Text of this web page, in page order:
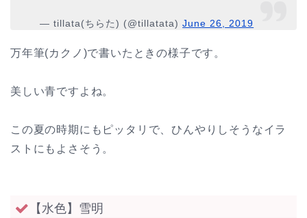
— tillata(ちらた) (@tillatata)June 26, 2019
万年筆(カクノ)で書いたときの様子です。
美しい青ですよね。
この夏の時期にもピッタリで、ひんやりしそうなイラ
ストにもよさそう。
【水色】雪明